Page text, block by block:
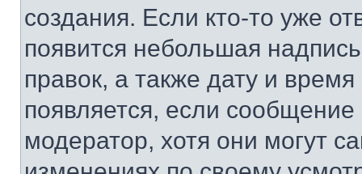
создания. Если кто-то уже
появится небольшая
правок, а также дату и
появляется, если
модератор, хотя они могут